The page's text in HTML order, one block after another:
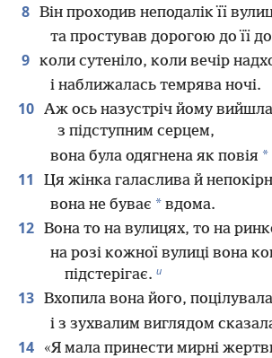
8 Він проходив неподалік її
та простував дорогою до її
9 коли сутеніло, коли вечір
і наближалась темрява ночі.
10 Аж ось назустріч йому
з підступним серцем,
вона була одягнена як повія *
11 Ця жінка галаслива й
вона не буває * вдома.
12 Вона то на вулицях, то на
на розі кожної вулиці вона
підстерігає. и
13 Вхопила вона його, поцілувала
і з зухвалим виглядом
14 «Я мала принести мирні